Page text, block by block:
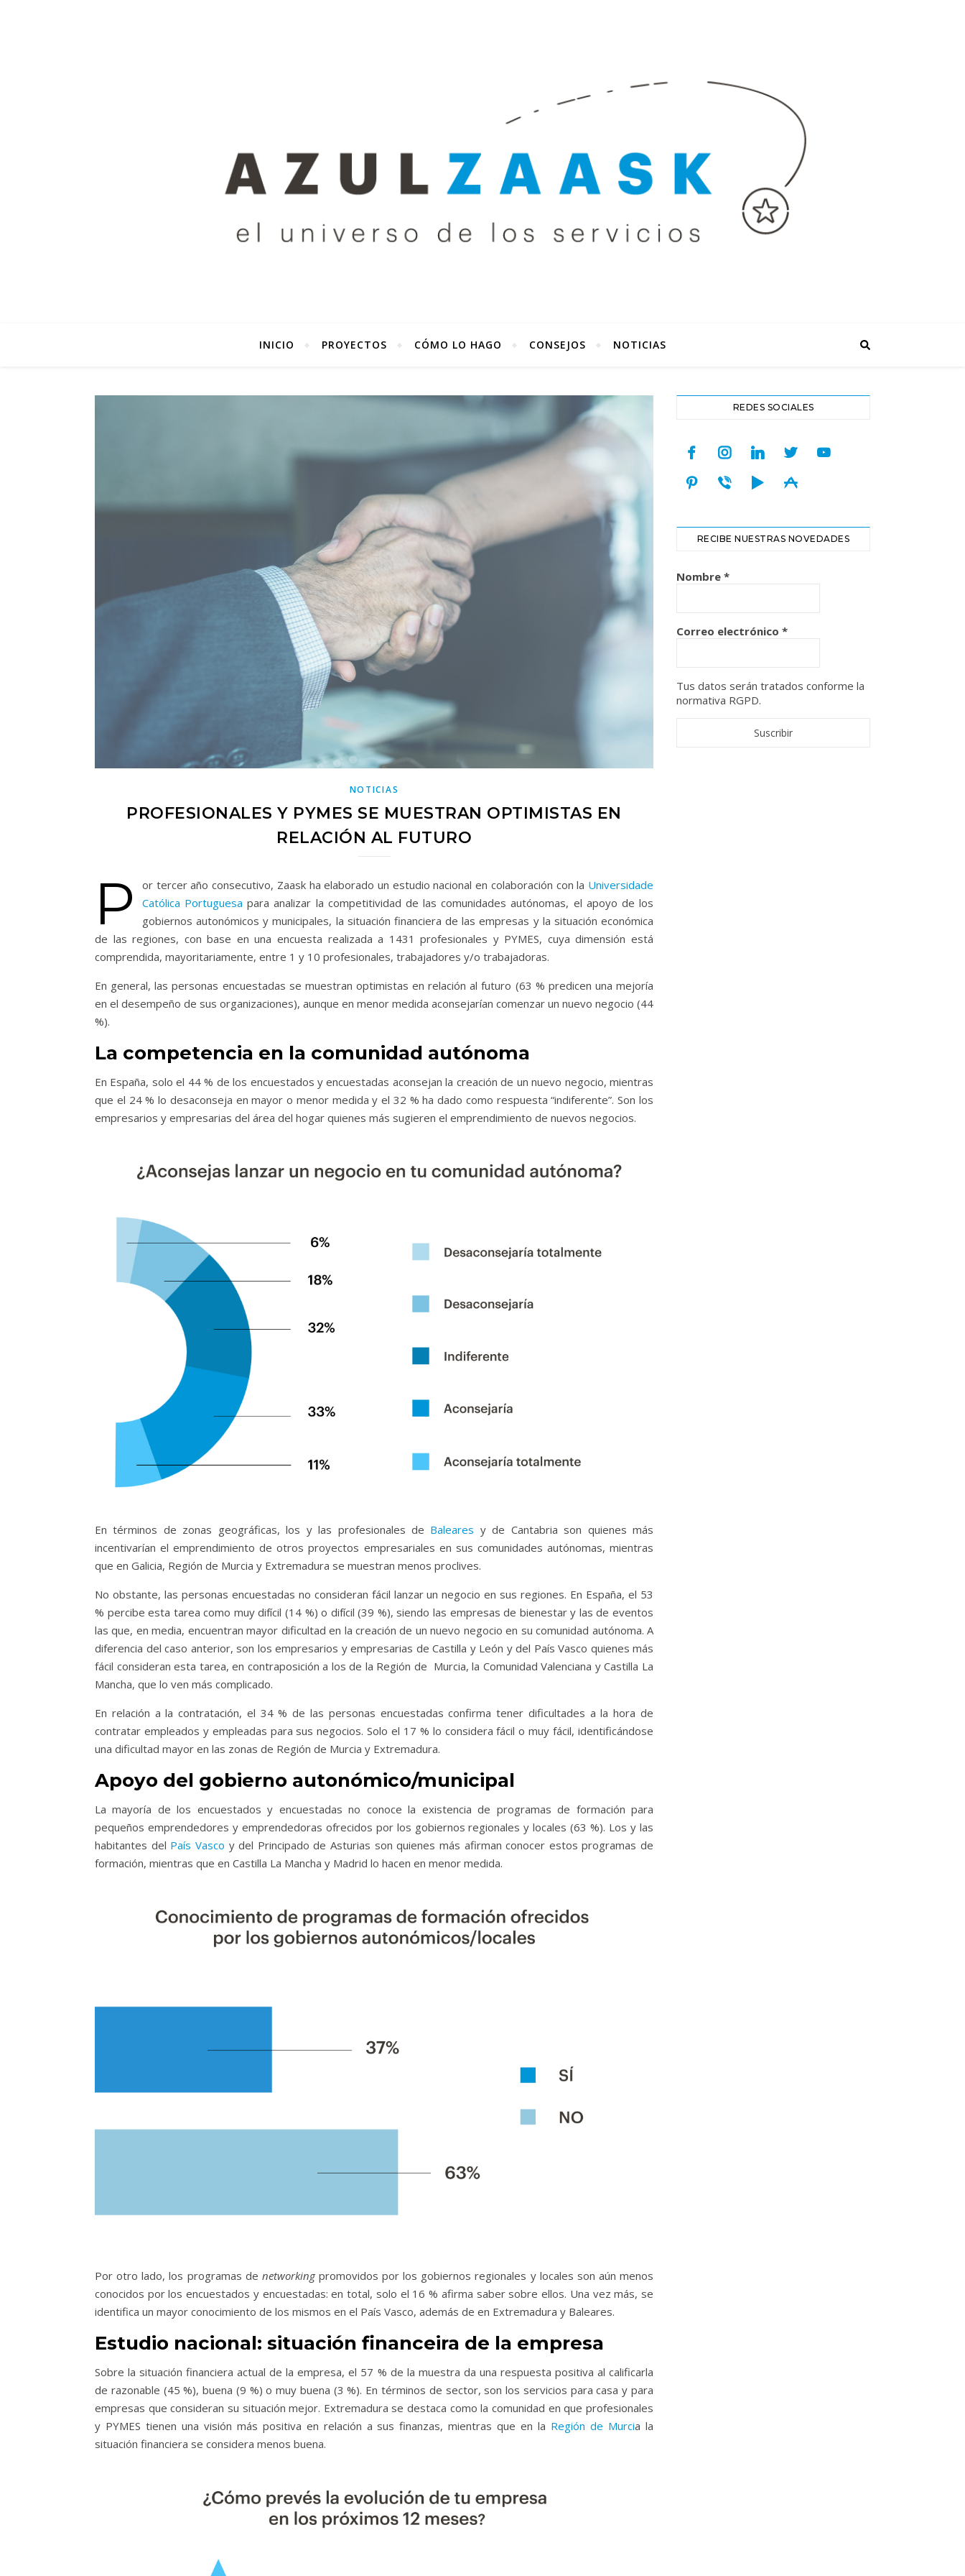
INICIO PROYECTOS CÓMO LO HAGO CONSEJOS NOTICIAS
NOTICIAS
PROFESIONALES Y PYMES SE MUESTRAN OPTIMISTAS EN
RELACIÓN AL FUTURO
P or tercer año consecutivo, Zaask ha elaborado un estudio nacional en colaboración con la Universidade
Católica Portuguesa para analizar la competitividad de las comunidades autónomas, el apoyo de los
gobiernos autonómicos y municipales, la situación financiera de las empresas y la situación económica
de las regiones, con base en una encuesta realizada a 1431 profesionales y PYMES, cuya dimensión está
comprendida, mayoritariamente, entre 1 y 10 profesionales, trabajadores y/o trabajadoras.
En general, las personas encuestadas se muestran optimistas en relación al futuro (63 % predicen una mejoría
en el desempeño de sus organizaciones), aunque en menor medida aconsejarían comenzar un nuevo negocio (44
%).
La competencia en la comunidad autónoma
En España, solo el 44 % de los encuestados y encuestadas aconsejan la creación de un nuevo negocio, mientras
que el 24 % lo desaconseja en mayor o menor medida y el 32 % ha dado como respuesta “indiferente”. Son los
empresarios y empresarias del área del hogar quienes más sugieren el emprendimiento de nuevos negocios.
En términos de zonas geográficas, los y las profesionales de Baleares y de Cantabria son quienes más
incentivarían el emprendimiento de otros proyectos empresariales en sus comunidades autónomas, mientras
que en Galicia, Región de Murcia y Extremadura se muestran menos proclives.
No obstante, las personas encuestadas no consideran fácil lanzar un negocio en sus regiones. En España, el 53
% percibe esta tarea como muy difícil (14 %) o difícil (39 %), siendo las empresas de bienestar y las de eventos
las que, en media, encuentran mayor dificultad en la creación de un nuevo negocio en su comunidad autónoma. A
diferencia del caso anterior, son los empresarios y empresarias de Castilla y León y del País Vasco quienes más
fácil consideran esta tarea, en contraposición a los de la Región de Murcia, la Comunidad Valenciana y Castilla La
Mancha, que lo ven más complicado.
En relación a la contratación, el 34 % de las personas encuestadas confirma tener dificultades a la hora de
contratar empleados y empleadas para sus negocios. Solo el 17 % lo considera fácil o muy fácil, identificándose
una dificultad mayor en las zonas de Región de Murcia y Extremadura.
Apoyo del gobierno autonómico/municipal
La mayoría de los encuestados y encuestadas no conoce la existencia de programas de formación para
pequeños emprendedores y emprendedoras ofrecidos por los gobiernos regionales y locales (63 %). Los y las
habitantes del País Vasco y del Principado de Asturias son quienes más afirman conocer estos programas de
formación, mientras que en Castilla La Mancha y Madrid lo hacen en menor medida.
Por otro lado, los programas de networkingpromovidos por los gobiernos regionales y locales son aún menos
conocidos por los encuestados y encuestadas: en total, solo el 16 % afirma saber sobre ellos. Una vez más, se
identifica un mayor conocimiento de los mismos en el País Vasco, además de en Extremadura y Baleares.
Estudio nacional: situación financeira de la empresa
Sobre la situación financiera actual de la empresa, el 57 % de la muestra da una respuesta positiva al calificarla
de razonable (45 %), buena (9 %) o muy buena (3 %). En términos de sector, son los servicios para casa y para
empresas que consideran su situación mejor. Extremadura se destaca como la comunidad en que profesionales
y PYMES tienen una visión más positiva en relación a sus finanzas, mientras que en la Región de Murcia la
situación financiera se considera menos buena.
REDES SOCIALES
facebookinstagramlinkedintwitteryoutube
pinterest
viber play appstore
RECIBE NUESTRAS NOVEDADES
Nombre *
Correo electrónico *
Tus datos serán tratados conforme la
normativa RGPD.